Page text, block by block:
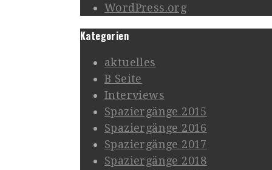
WordPress.org
Kategorien
aktuelles
B Seite
Interviews
Spaziergänge 2015
Spaziergänge 2016
Spaziergänge 2017
Spaziergänge 2018